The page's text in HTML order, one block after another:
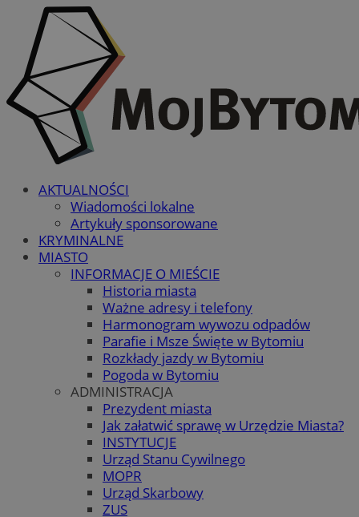
AKTUALNOŚCI
Wiadomości lokalne
Artykuły sponsorowane
KRYMINALNE
MIASTO
INFORMACJE O MIEŚCIE
Historia miasta
Ważne adresy i telefony
Harmonogram wywozu odpadów
Parafie i Msze Święte w Bytomiu
Rozkłady jazdy w Bytomiu
Pogoda w Bytomiu
ADMINISTRACJA
Prezydent miasta
Jak załatwić sprawę w Urzędzie Miasta?
INSTYTUCJE
Urząd Stanu Cywilnego
MOPR
Urząd Skarbowy
ZUS